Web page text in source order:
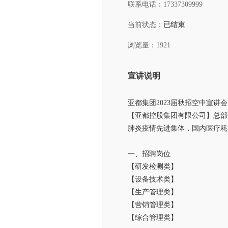
联系电话： 17337309999
当前状态： 已结束
浏览量：1921
宣讲说明
亚都集团2023届秋招空中宣讲会
【亚都控股集团有限公司】总
肺炎疫情先进集体，国内医疗
一、招聘岗位
【研发检测类】
【设备技术类】
【生产管理类】
【营销管理类】
【综合管理类】